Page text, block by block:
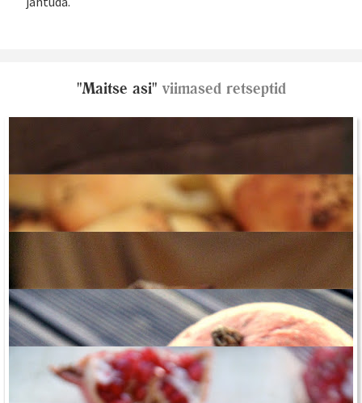
"Maitse asi" viimased retseptid